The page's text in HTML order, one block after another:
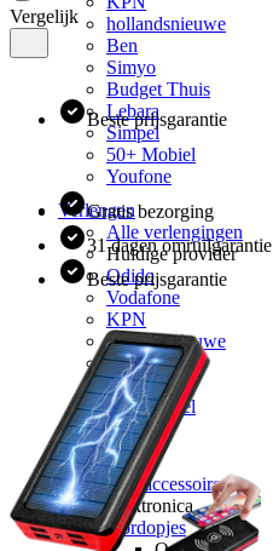
hollandsnieuwe
Ben
Simyo
Budget Thuis
Lebara
Simpel
50+ Mobiel
Youfone
Verlengen
Alle verlengingen
Huidige provider
Odido
Vodafone
KPN
hollandsnieuwe
Ben
Lebara
50+ Mobiel
Youfone
Accessoires
Alle accessoires
Elektronica
Oordopjes
Vergelijk
Beste prijsgarantie
Gratis bezorging
31 dagen omruilgarantie
Beste prijsgarantie